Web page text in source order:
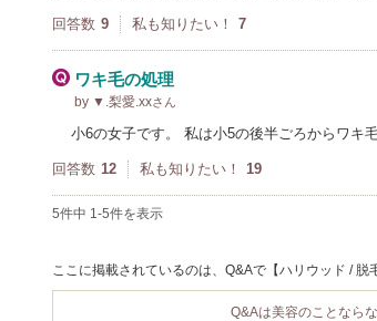
回答数 9 私も知りたい！ 7
ワキ毛の処理
by ▼.梨愛.xxさん
小6の女子です。 私は小5の後半ごろからワキ
回答数 12 私も知りたい！ 19
5件中 1-5件を表示
ここに掲載されているのは、Q&Aで【ハリウッド / 脱
Q&Aは美容のことなら